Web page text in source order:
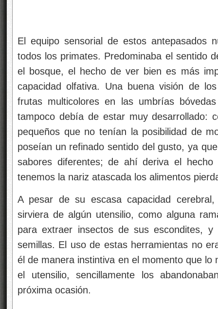
El equipo sensorial de estos antepasados
todos los primates. Predominaba el sentido
el bosque, el hecho de ver bien es más
capacidad olfativa. Una buena visión de
frutas multicolores en las umbrías
tampoco debía de estar muy desarrollado:
pequeños que no tenían la posibilidad de
poseían un refinado sentido del gusto, ya
sabores diferentes; de ahí deriva el
tenemos la nariz atascada los alimentos
A pesar de su escasa capacidad
sirviera de algún utensilio, como alguna
para extraer insectos de sus escondites,
semillas. El uso de estas herramientas no
él de manera instintiva en el momento que lo
el utensilio, sencillamente los
próxima ocasión.